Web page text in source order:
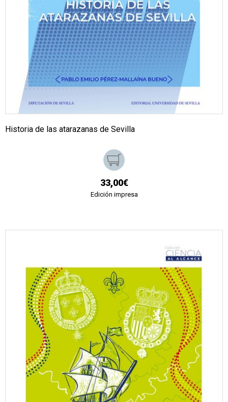
Historia de las atarazanas de Sevilla
33,00€
Edición impresa